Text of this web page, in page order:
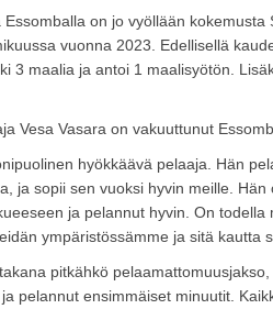
Essomballa on jo vyöllään
vuonna 2023. Edellisellä
3 maalia ja antoi 1 maalisyötön.
Vesa Vasara on vakuuttunut
hyökkäävä pelaaja. Hän
ja sopii sen vuoksi hyvin meille.
ja pelannut hyvin. On
ympäristössämme ja sitä kautta
pitkähkö
pelannut ensimmäiset minuutit.